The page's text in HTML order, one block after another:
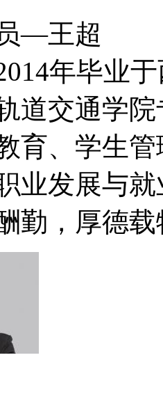
员—王超
年毕业
道交通学
育、学生
业发展
勤，厚德